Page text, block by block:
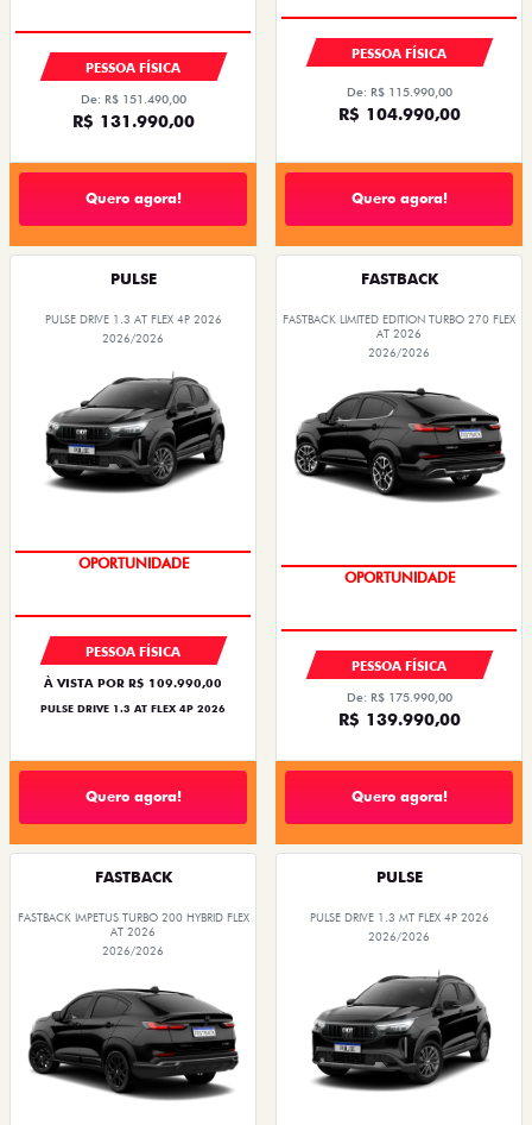
PESSOA FÍSICA
De: R$ 151.490,00
R$ 131.990,00
Quero agora!
PESSOA FÍSICA
De: R$ 115.990,00
R$ 104.990,00
Quero agora!
PULSE
PULSE DRIVE 1.3 AT FLEX 4P 2026
2026/2026
NOVA VERSÃO
PESSOA FÍSICA
À VISTA POR R$ 109.990,00
PULSE DRIVE 1.3 AT FLEX 4P 2026
Quero agora!
FASTBACK
FASTBACK LIMITED EDITION TURBO 270 FLEX
AT 2026
2026/2026
COM SEU USADO NA TROCA
PESSOA FÍSICA
De: R$ 175.990,00
R$ 139.990,00
Quero agora!
FASTBACK
FASTBACK IMPETUS TURBO 200 HYBRID FLEX
AT 2026
2026/2026
PULSE
PULSE DRIVE 1.3 MT FLEX 4P 2026
2026/2026